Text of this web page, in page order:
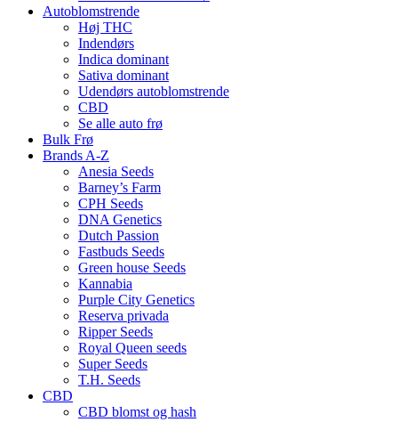
Autoblomstrende
Høj THC
Indendørs
Indica dominant
Sativa dominant
Udendørs autoblomstrende
CBD
Se alle auto frø
Bulk Frø
Brands A-Z
Anesia Seeds
Barney’s Farm
CPH Seeds
DNA Genetics
Dutch Passion
Fastbuds Seeds
Green house Seeds
Kannabia
Purple City Genetics
Reserva privada
Ripper Seeds
Royal Queen seeds
Super Seeds
T.H. Seeds
CBD
CBD blomst og hash